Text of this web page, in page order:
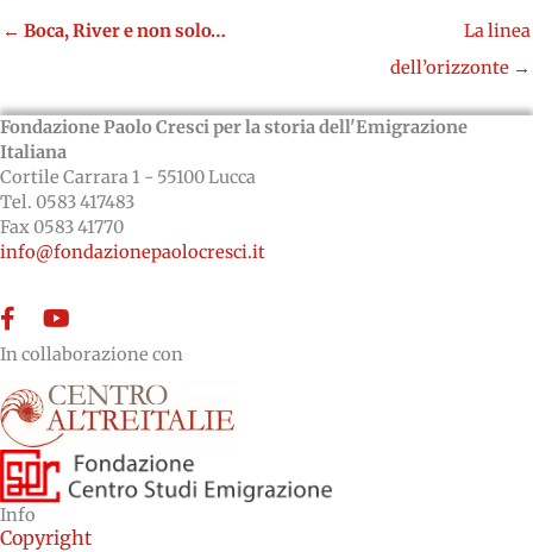
← Boca, River e non solo…
La linea
dell’orizzonte →
Fondazione Paolo Cresci per la storia dell'Emigrazione
Italiana
Cortile Carrara 1 - 55100 Lucca
Tel. 0583 417483
Fax 0583 41770
info@fondazionepaolocresci.it
FacebookYouTube
In collaborazione con
Info
Copyright